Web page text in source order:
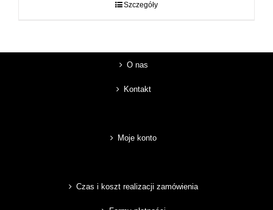
Szczegóły
O nas
Kontakt
Moje konto
Czas i koszt realizacji zamówienia